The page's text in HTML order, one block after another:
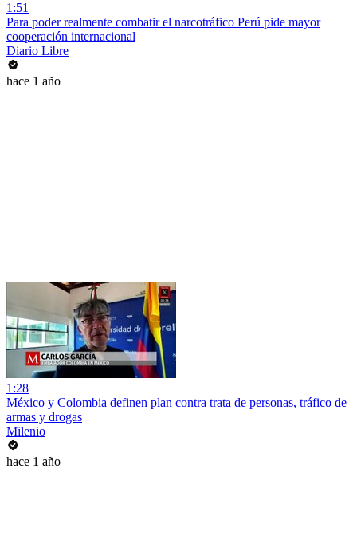
1:51
Para poder realmente combatir el narcotráfico Perú pide mayor
cooperación internacional
Diario Libre
hace 1 año
1:28
México y Colombia definen plan contra trata de personas, tráfico de
armas y drogas
Milenio
hace 1 año